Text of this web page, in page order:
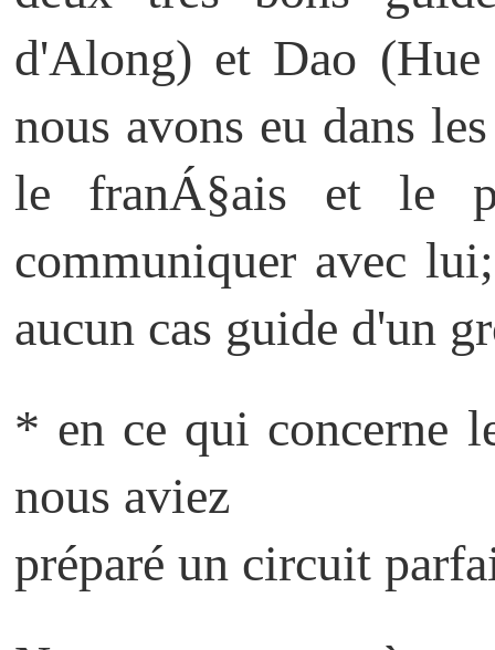
d'Along) et Dao
nous avons eu dans
le franÁ§ais et le
communiquer avec
aucun cas guide d'un
* en ce qui concerne
nous aviez
préparé un circuit